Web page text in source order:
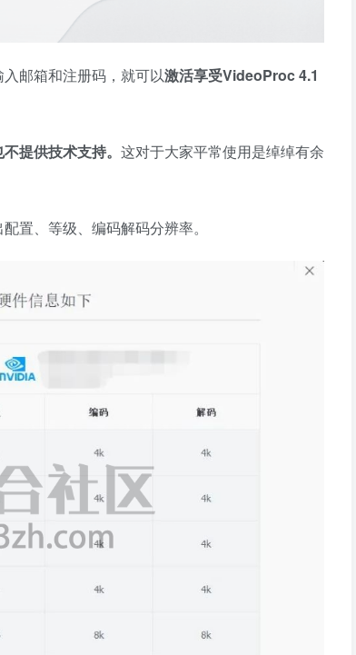
邮箱和注册码，就可以激活享受VideoProc 4.1
提供技术支持。 这对于大家平常使用是绰绰有余
置、等级、编码解码分辨率。